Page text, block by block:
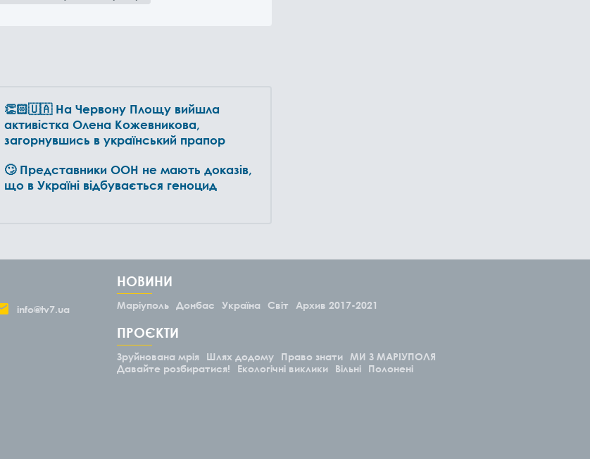
👏🏻🇺🇦 На Червону Площу вийшла
активістка Олена Кожевникова,
загорнувшись в український прапор
🙄 Представники ООН не мають доказів,
що в Україні відбувається геноцид
info@tv7.ua
НОВИНИ
Маріуполь Донбас Україна Світ Архив 2017-2021
ПРОЄКТИ
Зруйнована мрія Шлях додому Право знати
МИ З МАРІУПОЛЯ
Давайте розбиратися!
Екологічні виклики Вільні Полонені